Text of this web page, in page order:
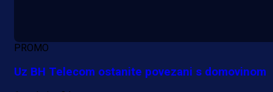
PROMO
Uz BH Telecom ostanite povezani s domovinom